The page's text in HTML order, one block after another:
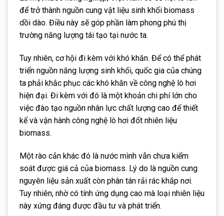
để trở thành nguồn cung vật liệu sinh khối biomass
dồi dào. Điều này sẽ góp phần làm phong phú thị
trường năng lượng tái tạo tại nước ta.
Tuy nhiên, cơ hội đi kèm với khó khăn. Để có thể phát
triển nguồn năng lượng sinh khối, quốc gia của chúng
ta phải khắc phục các khó khăn về công nghệ lò hơi
hiện đại. Đi kèm với đó là một khoản chi phí lớn cho
việc đào tạo nguồn nhân lực chất lượng cao để thiết
kế và vận hành công nghệ lò hơi đốt nhiên liệu
biomass.
Một rào cản khác đó là nước mình vẫn chưa kiểm
soát được giá cả của biomass. Lý do là nguồn cung
nguyên liệu sản xuất còn phân tán rải rác khắp nơi.
Tuy nhiên, nhờ có tính ứng dụng cao mà loại nhiên liệu
này xứng đáng được đầu tư và phát triển.